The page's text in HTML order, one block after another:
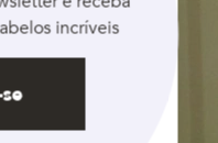
incríveis